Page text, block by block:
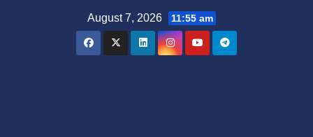
August 7, 2026 11:55 am